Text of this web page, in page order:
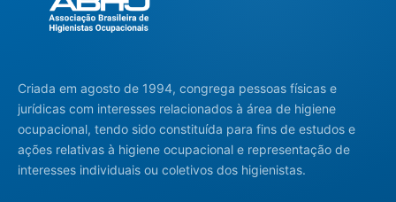
Criada em agosto de 1994, congrega pessoas físicas e
jurídicas com interesses relacionados à área de higiene
ocupacional, tendo sido constituída para fins de estudos e
ações relativas à higiene ocupacional e representação de
interesses individuais ou coletivos dos higienistas.